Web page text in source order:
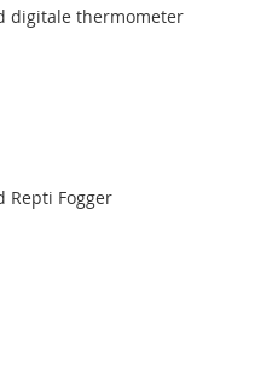
digitale thermometer
Repti Fogger